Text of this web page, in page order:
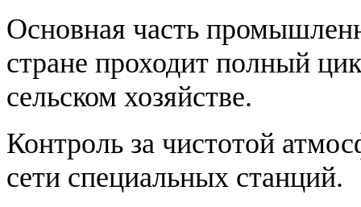
Основная часть
стране проходит полный
сельском хозяйстве.
Контроль за чистотой
сети специальных станций.